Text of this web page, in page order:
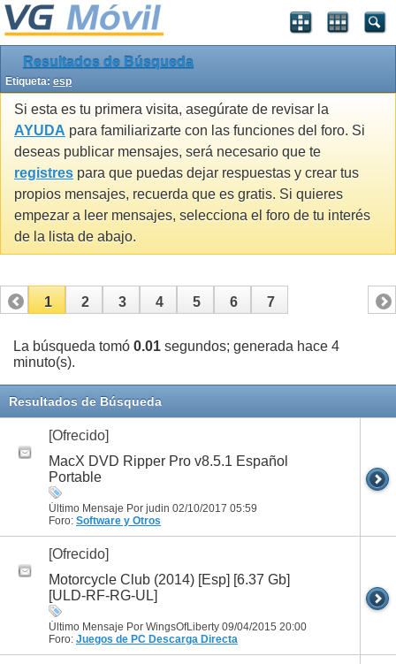
Resultados de Búsqueda
Etiqueta: esp
Si esta es tu primera visita, asegúrate de revisar la
AYUDA para familiarizarte con las funciones del foro. Si
deseas publicar mensajes, será necesario que te
registres para que puedas dejar respuestas y crear tus
propios mensajes, recuerda que es gratis. Si quieres
empezar a leer mensajes, selecciona el foro de tu interés
de la lista de abajo.
1 2 3 4 5 6 7
La búsqueda tomó 0.01 segundos; generada hace 4
minuto(s).
Resultados de Búsqueda
[Ofrecido]
MacX DVD Ripper Pro v8.5.1 Español
Portable
Último Mensaje Por judin 02/10/2017 05:59
Foro: Software y Otros
[Ofrecido]
Motorcycle Club (2014) [Esp] [6.37 Gb]
[ULD-RF-RG-UL]
Último Mensaje Por WingsOfLiberty 09/04/2015 20:00
Foro: Juegos de PC Descarga Directa